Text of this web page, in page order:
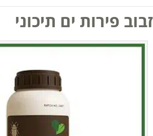
זבוב פירות ים תיכוני